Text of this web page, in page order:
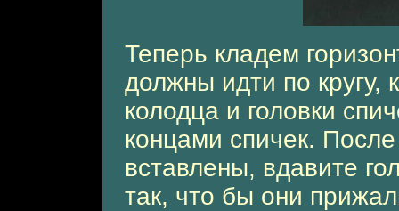
Теперь кладем
должны идти по кругу,
колодца и головки
концами спичек. После
вставлены, вдавите
так, что бы они